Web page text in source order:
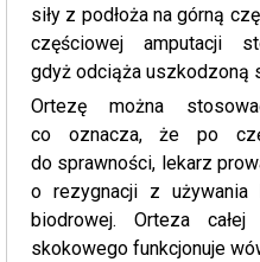
siły z podłoża na górną
częściowej amputacji
gdyż odciąża uszkodzoną
Ortezę można
co oznacza, że po
do sprawności, lekarz
o rezygnacji z
biodrowej. Orteza
skokowego funkcjonuje